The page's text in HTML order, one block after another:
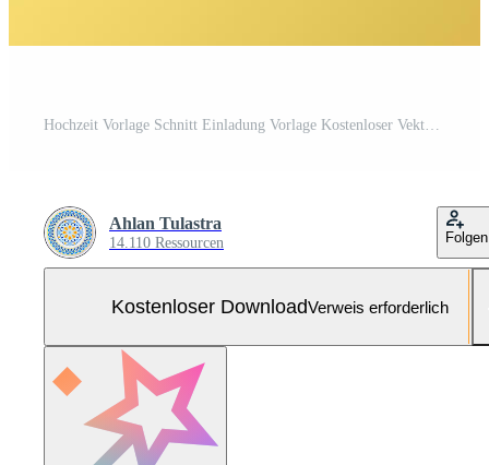
Hochzeit Vorlage Schnitt Einladung Vorlage Kostenloser Vektor und Kostenloses SVG
Ahlan Tulastra
14.110 Ressourcen Folgen
Kostenloser DownloadVerweis erforderlich